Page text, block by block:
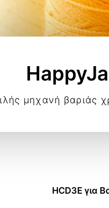
μηχανή βαριάς
HCD3E για